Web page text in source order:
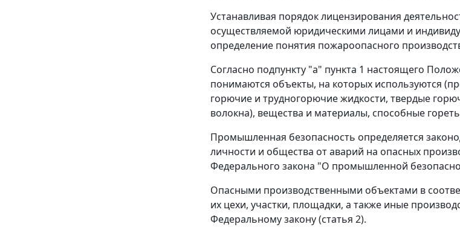
Устанавливая порядок лицензирования
осуществляемой юридическими лицами и
определение понятия пожароопасного
Согласно подпункту "а" пункта 1 настоящего
понимаются объекты, на которых используются
горючие и трудногорючие жидкости, твердые
волокна), вещества и материалы, способные
Промышленная безопасность определяется
личности и общества от аварий на опасных
Федерального закона "О промышленной
Опасными производственными объектами в
их цехи, участки, площадки, а также иные
Федеральному закону (статья 2).